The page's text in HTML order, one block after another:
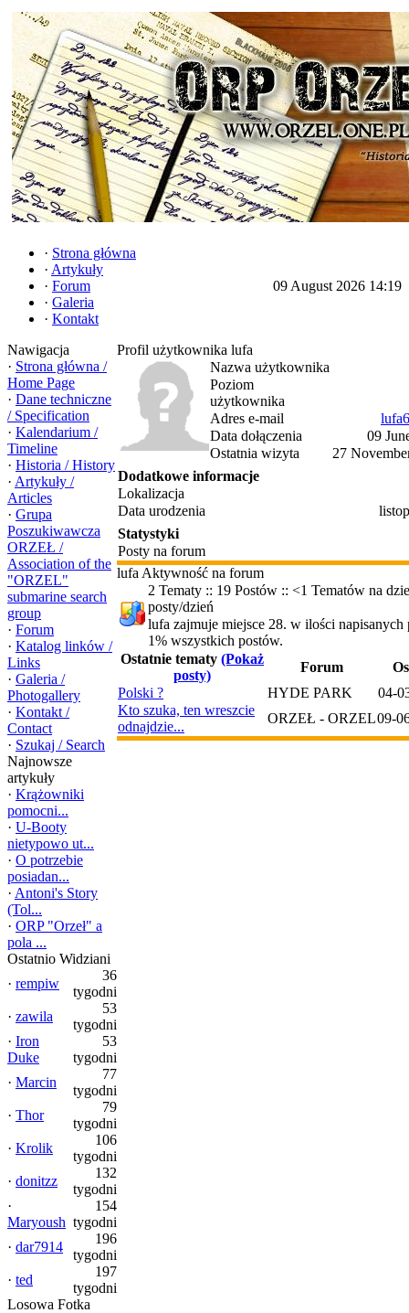
· Strona główna
· Artykuły
· Forum
· Galeria
· Kontakt
09 August 2026 14:19
Nawigacja
· Strona główna /
Home Page
· Dane techniczne
/ Specification
· Kalendarium /
Timeline
· Historia / History
· Artykuły /
Articles
· Grupa
Poszukiwawcza
ORZEŁ /
Association of the
"ORZEL"
submarine search
group
· Forum
· Katalog linków /
Links
· Galeria /
Photogallery
· Kontakt /
Contact
· Szukaj / Search
Najnowsze
artykuły
· Krążowniki
pomocni...
· U-Booty
nietypowo ut...
· O potrzebie
posiadan...
· Antoni's Story
(Tol...
· ORP "Orzeł" a
pola ...
Ostatnio Widziani
· rempiw
36
tygodni
· zawila
53
tygodni
· Iron
Duke
53
tygodni
· Marcin
77
tygodni
· Thor
79
tygodni
· Krolik
106
tygodni
· donitzz
132
tygodni
·
Maryoush
154
tygodni
· dar7914
196
tygodni
· ted
197
tygodni
Losowa Fotka
Profil użytkownika lufa
Nazwa użytkownika
Poziom
użytkownika
Adres e-mail
Data dołączenia
09
Ostatnia wizyta
27
Dodatkowe informacje
Lokalizacja
Data urodzenia
Statystyki
Posty na forum
lufa Aktywność na forum
2 Tematy :: 19 Postów :: <1 Tematów na
posty/dzień
lufa zajmuje miejsce 28. w ilości napisanych
1% wszystkich postów.
Ostatnie tematy (Pokaż
posty)
Forum
Polski ?
HYDE PARK
04-
Kto szuka, ten wreszcie
odnajdzie...
ORZEŁ - ORZEL09-